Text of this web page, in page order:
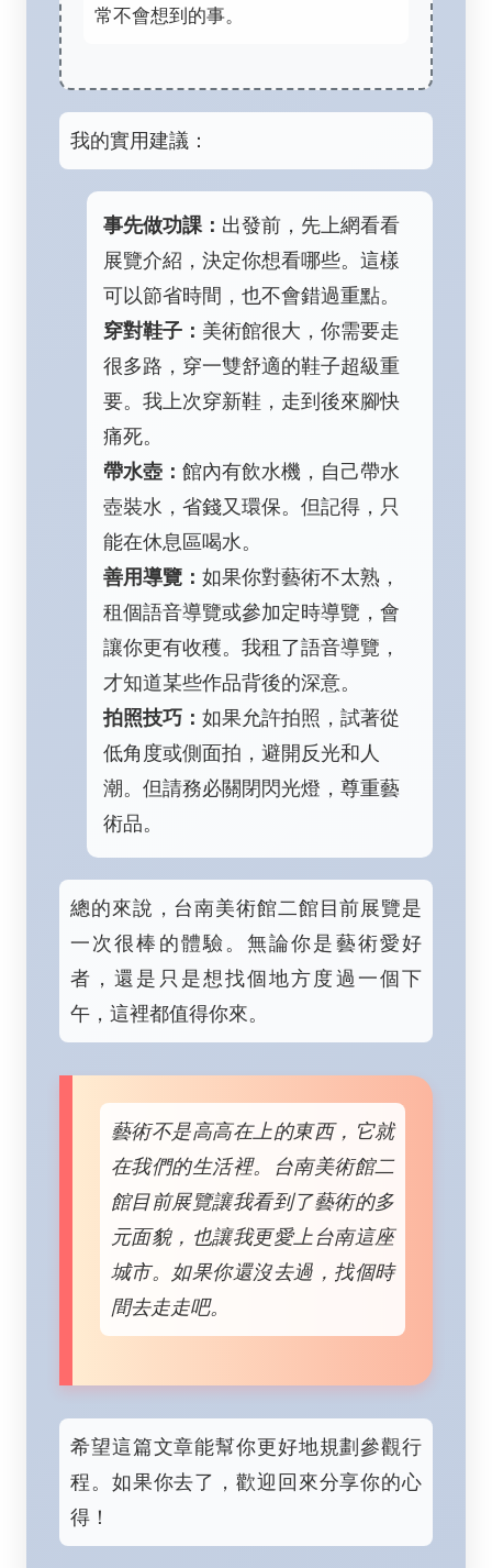
常不會想到的事。
我的實用建議：
事先做功課： 出發前，先上網看看
展覽介紹，決定你想看哪些。這樣
可以節省時間，也不會錯過重點。
穿對鞋子： 美術館很大，你需要走
很多路，穿一雙舒適的鞋子超級重
要。我上次穿新鞋，走到後來腳快
痛死。
帶水壺： 館內有飲水機，自己帶水
壺裝水，省錢又環保。但記得，只
能在休息區喝水。
善用導覽： 如果你對藝術不太熟，
租個語音導覽或參加定時導覽，會
讓你更有收穫。我租了語音導覽，
才知道某些作品背後的深意。
拍照技巧： 如果允許拍照，試著從
低角度或側面拍，避開反光和人
潮。但請務必關閉閃光燈，尊重藝
術品。
總的來說，台南美術館二館目前展覽是
一次很棒的體驗。無論你是藝術愛好
者，還是只是想找個地方度過一個下
午，這裡都值得你來。
藝術不是高高在上的東西，它就
在我們的生活裡。台南美術館二
館目前展覽讓我看到了藝術的多
元面貌，也讓我更愛上台南這座
城市。如果你還沒去過，找個時
間去走走吧。
希望這篇文章能幫你更好地規劃參觀行
程。如果你去了，歡迎回來分享你的心
得！